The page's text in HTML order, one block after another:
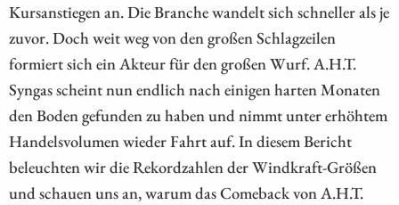
Kursanstiegen an. Die Branche wandelt sich schneller als je
zuvor. Doch weit weg von den großen Schlagzeilen
formiert sich ein Akteur für den großen Wurf. A.H.T.
Syngas scheint nun endlich nach einigen harten Monaten
den Boden gefunden zu haben und nimmt unter erhöhtem
Handelsvolumen wieder Fahrt auf. In diesem Bericht
beleuchten wir die Rekordzahlen der Windkraft-Größen
und schauen uns an, warum das Comeback von A.H.T.